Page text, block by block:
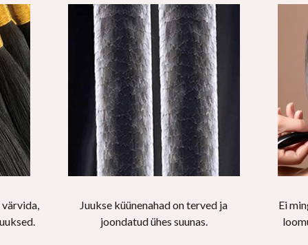
Juukse küünenahad on terved ja
joondatud ühes suunas.
Ei